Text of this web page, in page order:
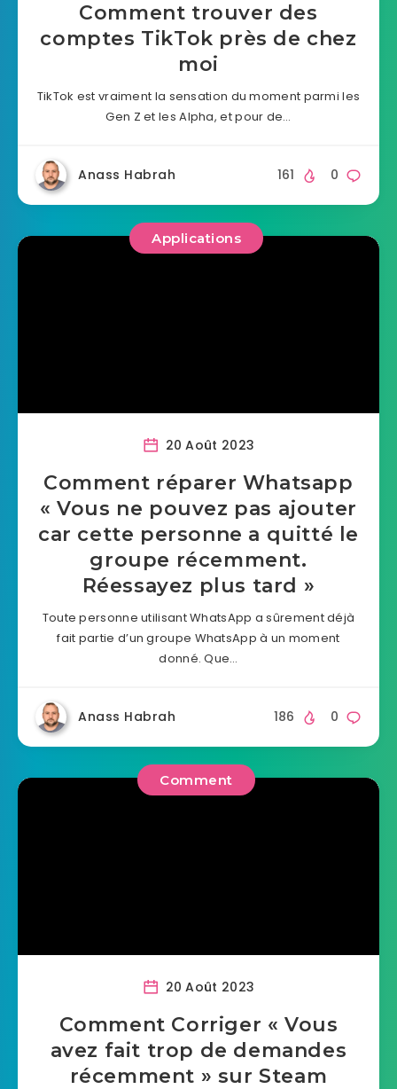
Comment trouver des
comptes TikTok près de chez
moi
TikTok est vraiment la sensation du moment parmi les
Gen Z et les Alpha, et pour de…
Anass Habrah 0
161
Applications
20 Août 2023
Comment réparer Whatsapp
« Vous ne pouvez pas ajouter
car cette personne a quitté le
groupe récemment.
Réessayez plus tard »
Toute personne utilisant WhatsApp a sûrement déjà
fait partie d’un groupe WhatsApp à un moment
donné. Que…
Anass Habrah 0
186
Comment
20 Août 2023
Comment Corriger « Vous
avez fait trop de demandes
récemment » sur Steam